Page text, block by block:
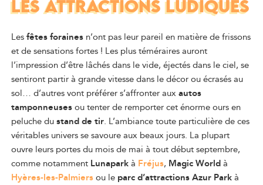
LES ATTRACTIONS LUDIQUES
Lesfêtes forainesn’ont pas leur pareil en matière de frissons
et de sensations fortes ! Les plus téméraires auront
l’impression d’être lâchés dans le vide, éjectés dans le ciel, se
sentiront partir à grande vitesse dans le décor ou écrasés au
sol… d’autres vont préférer s’affronter auxautos
tamponneusesou tenter de remporter cet énorme ours en
peluche dustand de tir. L’ambiance toute particulière de ces
véritables univers se savoure aux beaux jours. La plupart
ouvre leurs portes du mois de mai à tout début septembre,
comme notamment Lunaparkà Fréjus, Magic Worldà
Hyères-les-Palmiersou le parc d’attractions Azur Parkà